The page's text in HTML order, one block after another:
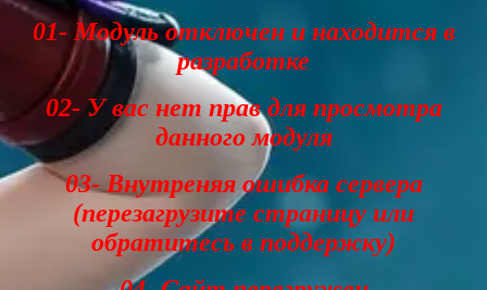
01- Модуль отключен и находится в
разработке
02- У вас нет прав для просмотра
данного модуля
03- Внутреняя ошибка сервера
(перезагрузите страницу или
обратитесь в поддержку)